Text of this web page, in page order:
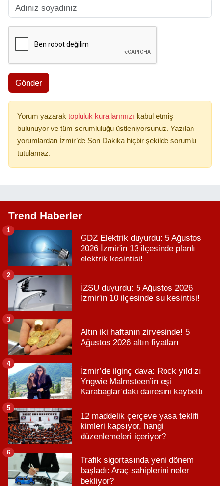
Gönder
Yorum yazarak topluluk kurallarımızı kabul etmiş
bulunuyor ve tüm sorumluluğu üstleniyorsunuz. Yazılan
yorumlardan İzmir’de Son Dakika hiçbir şekilde sorumlu
tutulamaz.
Trend Haberler
GDZ Elektrik duyurdu: 5 Ağustos
2026 İzmir'in 13 ilçesinde planlı
elektrik kesintisi!
1
İZSU duyurdu: 5 Ağustos 2026
İzmir'in 10 ilçesinde su kesintisi!
2
Altın iki haftanın zirvesinde! 5
Ağustos 2026 altın fiyatları
3
İzmir’de ilginç dava: Rock yıldızı
Yngwie Malmsteen’in eşi
Karabağlar’daki dairesini kaybetti
4
12 maddelik çerçeve yasa teklifi
kimleri kapsıyor, hangi
düzenlemeleri içeriyor?
5
Trafik sigortasında yeni dönem
başladı: Araç sahiplerini neler
bekliyor?
6